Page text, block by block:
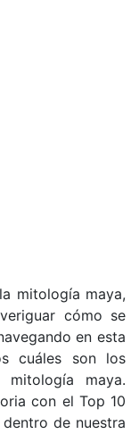
mitología maya,
cómo se
en esta
cuáles son los
maya.
con el Top 10
de nuestra